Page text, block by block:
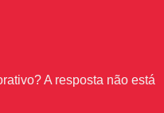
A resposta não está